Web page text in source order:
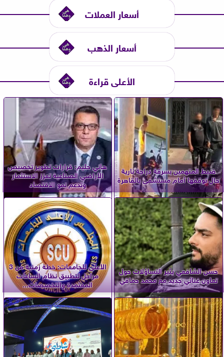
أسعار العملات
أسعار الذهب
الأعلى قراءة
ضبط المتهمين بسرقة دراجة نارية
حال توقفها أمام مستشفى بالقاهرة
هاني حليم: قرارات تطوير تخصيص
الأراضي الصناعية تعزز الاستثمار
وتدعم نمو الاقتصاد
حسن الشافعي يثير التساؤلات حول
تعاون غنائي جديد مع محمد حماقي
الأعلى للجامعات: خطة زمنية من 3
مراحل لتطبيق نظام الساعات
المعتمدة والتخصصات...